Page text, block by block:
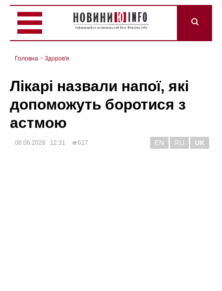
Головна > Здоров'я
Лікарі назвали напої, які
допоможуть боротися з
астмою
06.06.2026 12:31 617 EN RU UK